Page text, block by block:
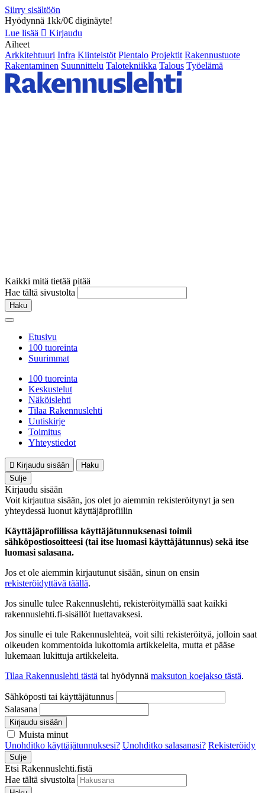
Siirry sisältöön
Hyödynnä 1kk/0€ diginäyte!
Lue lisää
Kirjaudu
Aiheet
Arkkitehtuuri Infra Kiinteistöt Pientalo Projektit Rakennustuote
Rakentaminen Suunnittelu Talotekniikka Talous Työelämä
Kaikki mitä tietää pitää
Hae tältä sivustolta
Haku
Etusivu
100 tuoreinta
Suurimmat
100 tuoreinta
Keskustelut
Näköislehti
Tilaa Rakennuslehti
Uutiskirje
Toimitus
Yhteystiedot
Kirjaudu sisään
Haku
Sulje
Kirjaudu sisään
Voit kirjautua sisään, jos olet jo aiemmin rekisteröitynyt ja sen
yhteydessä luonut käyttäjäprofiilin
Käyttäjäprofiilissa käyttäjätunnuksenasi toimii
sähköpostiosoitteesi (tai itse luomasi käyttäjätunnus) sekä itse
luomasi salasana.
Jos et ole aiemmin kirjautunut sisään, sinun on ensin
rekisteröidyttävä täällä.
Jos sinulle tulee Rakennuslehti, rekisteröitymällä saat kaikki
rakennuslehti.fi-sisällöt luettavaksesi.
Jos sinulle ei tule Rakennuslehteä, voit silti rekisteröityä, jolloin saat
oikeuden kommentoida lukottomia artikkeleita, mutta et pääse
lukemaan lukittuja artikkeleita.
Tilaa Rakennuslehti tästä tai hyödynnä maksuton koejakso tästä.
Sähköposti tai käyttäjätunnus
Salasana
Kirjaudu sisään
Muista minut
Unohditko käyttäjätunnuksesi? Unohditko salasanasi? Rekisteröidy
Sulje
Etsi Rakennuslehti.fistä
Hae tältä sivustolta